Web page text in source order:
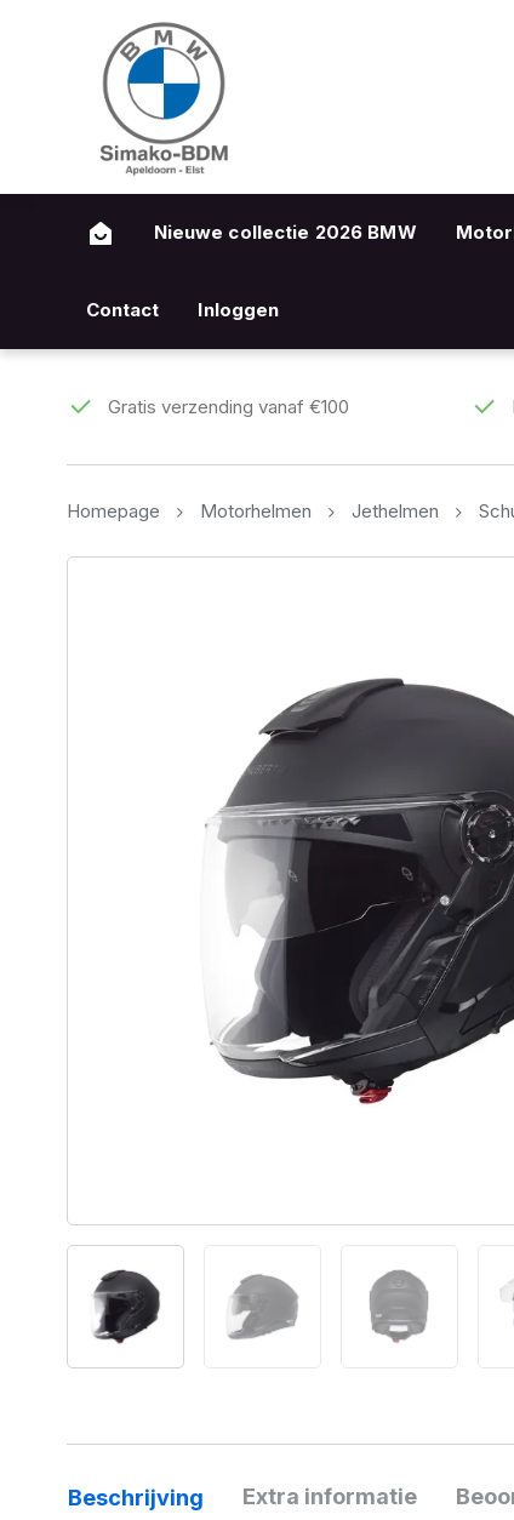
Nieuwe collectie 2026 BMW
Contact Inloggen
Gratis verzending vanaf €100
Homepage Motorhelmen Jethelmen
Beschrijving Extra informatie